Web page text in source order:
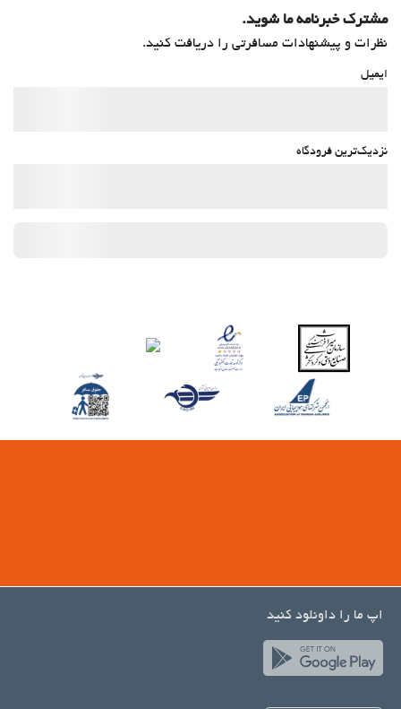
مشترک خبرنامه ما شوید.
نظرات و پیشنهادات مسافرتی را دریافت کنید.
ایمیل
نزدیک‌ترین فرودگاه
اپ ما را داونلود کنید